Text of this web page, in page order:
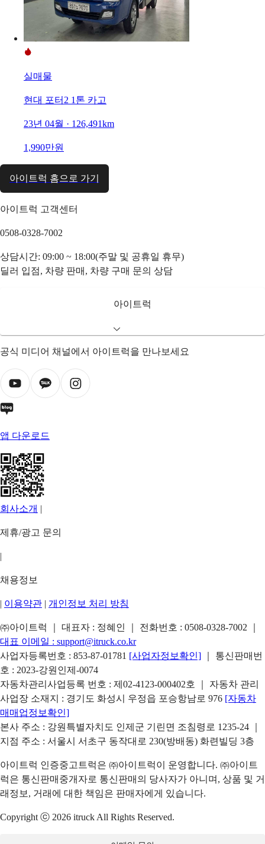
실매물
현대 포터2 1톤 카고
23년 04월 · 126,491km
1,990만원
아이트럭 홈으로 가기
아이트럭 고객센터
0508-0328-7002
상담시간: 09:00 ~ 18:00(주말 및 공휴일 휴무)
딜러 입점, 차량 판매, 차량 구매 문의 상담
아이트럭
공식 미디어 채널에서 아이트럭을 만나보세요
앱 다운로드
회사소개 |
제휴/광고 문의
|
채용정보
| 이용약관 | 개인정보 처리 방침
㈜아이트럭 ｜ 대표자 : 정혜인 ｜ 전화번호 : 0508-0328-7002
대표 이메일 : support@itruck.co.kr
사업자등록번호 : 853-87-01781 [사업자정보확인]
｜ 통신판매번
호 : 2023-강원인제-0074
자동차관리사업등록 번호 : 제02-4123-000402호 ｜ 자동차 관리
사업장 소재지 : 경기도 화성시 우정읍 포승항남로 976 [자동차
매매업정보확인]
본사 주소 : 강원특별자치도 인제군 기린면 조침령로 1235-24 ｜
지점 주소 : 서울시 서초구 동작대로 230(방배동) 화련빌딩 3층
아이트럭 인증중고트럭은 ㈜아이트럭이 운영합니다. ㈜아이트
럭은 통신판매중개자로 통신판매의 당사자가 아니며, 상품 및 거
래정보, 거래에 대한 책임은 판매자에게 있습니다.
Copyright ⓒ 2026 itruck All Rights Reserved.